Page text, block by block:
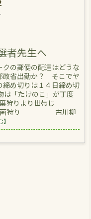
先生へ
の郵便の配達はどうな
政省出勤か？ そこでヤ
締め切りは１４日締め切
は「たけのこ」が丁度
りより世帯じ
菌狩り 古川柳